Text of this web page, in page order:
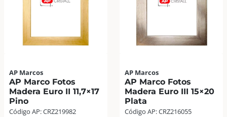
AP Marcos
AP Marco Fotos
Madera Euro II 11,7×17
Pino
Código AP: CRZ219982
AP Marcos
AP Marco Fotos
Madera Euro III 15×20
Plata
Código AP: CRZ216055